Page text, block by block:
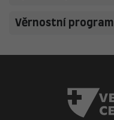
Věrnostní program